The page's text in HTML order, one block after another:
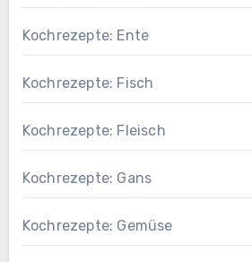
Kochrezepte: Ente
Kochrezepte: Fisch
Kochrezepte: Fleisch
Kochrezepte: Gans
Kochrezepte: Gemüse